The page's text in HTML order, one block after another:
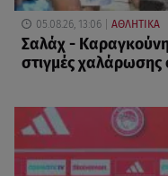
05.08.26, 13:06 ΑΘΛΗΤΙΚΑ
Σαλάχ -
στιγμές